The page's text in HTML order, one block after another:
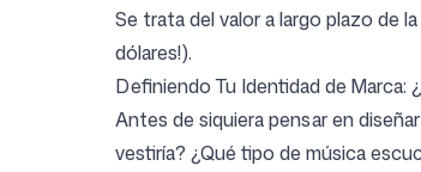
Se trata del valor a largo plazo de
dólares!).
Definiendo Tu Identidad de Marca:
Antes de siquiera pensar en
vestiría? ¿Qué tipo de música